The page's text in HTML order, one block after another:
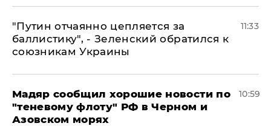
"Путин отчаянно цепляется за
баллистику", - Зеленский обратился к
союзникам Украины
11:33
Мадяр сообщил хорошие новости по
"теневому флоту" РФ в Черном и
Азовском морях
10:59